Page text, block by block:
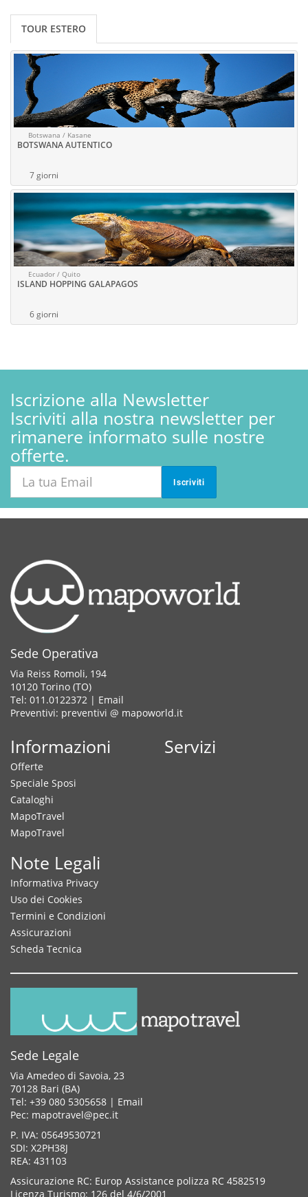
TOUR ESTERO
Botswana / Kasane
BOTSWANA AUTENTICO
7 giorni
Ecuador / Quito
ISLAND HOPPING GALAPAGOS
6 giorni
Iscrizione alla Newsletter
Iscriviti alla nostra newsletter per
rimanere informato sulle nostre
offerte.
Iscriviti
Sede Operativa
Via Reiss Romoli, 194
10120 Torino (TO)
Tel: 011.0122372 | Email
Preventivi: preventivi @ mapoworld.it
Informazioni
Offerte
Speciale Sposi
Cataloghi
MapoTravel
MapoTravel
Servizi
Note Legali
Informativa Privacy
Uso dei Cookies
Termini e Condizioni
Assicurazioni
Scheda Tecnica
Sede Legale
Via Amedeo di Savoia, 23
70128 Bari (BA)
Tel: +39 080 5305658 | Email
Pec: mapotravel@pec.it
P. IVA: 05649530721
SDI: X2PH38J
REA: 431103
Assicurazione RC: Europ Assistance polizza RC 4582519
Licenza Turismo: 126 del 4/6/2001